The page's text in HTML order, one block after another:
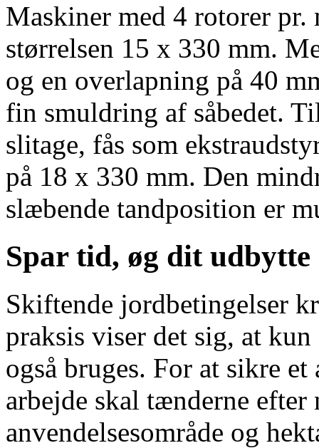
Maskiner med 4 rotorer pr.
størrelsen 15 x 330 mm.
og en overlapning på 40
fin smuldring af såbedet.
slitage, fås som
på 18 x 330 mm. Den
slæbende tandposition er
Spar tid, øg dit udbytte
Skiftende jordbetingelser
praksis viser det sig, at
også bruges. For at sikre
arbejde skal tænderne
anvendelsesområde og